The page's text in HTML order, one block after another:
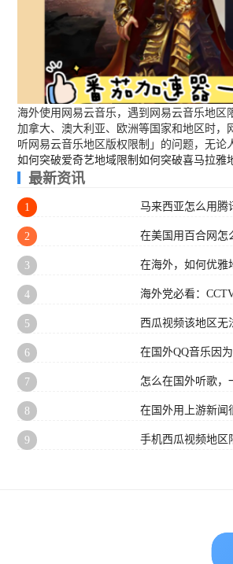
海外使用网易云音乐，遇到网易云音乐地区
加拿大、澳大利亚、欧洲等国家和地区时
听网易云音乐地区版权限制」的问题，无论
如何突破爱奇艺地域限制 如何突破喜马拉雅
最新资讯
1 马来西亚怎么用腾
2 在美国用百合网怎
3 在海外，如何优雅
4 海外党必看：
5 西瓜视频该地区无
6 在国外QQ音乐因
7 怎么在国外听歌，
8 在国外用上游新闻
9 手机西瓜视频地区